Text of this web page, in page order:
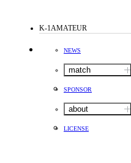
K-1AMATEUR
NEWS
match
SPONSOR
about
LICENSE